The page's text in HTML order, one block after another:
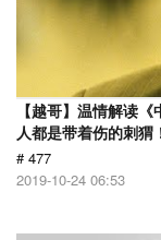
【越哥】温情解读
人都是带着伤的刺猬
# 477
2019-10-24 06:53